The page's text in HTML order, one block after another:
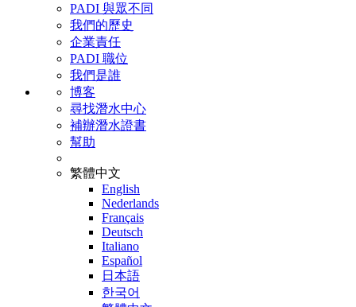
PADI 與眾不同
我們的歷史
企業責任
PADI 職位
我們是誰
博客
尋找潛水中心
補辦潛水證書
幫助
繁體中文
English
Nederlands
Français
Deutsch
Italiano
Español
日本語
한국어